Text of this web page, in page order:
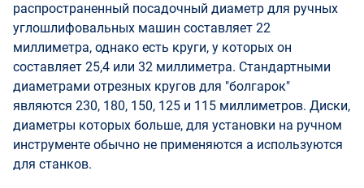
распространенный посадочный диаметр для ручных
углошлифовальных машин составляет 22
миллиметра, однако есть круги, у которых он
составляет 25,4 или 32 миллиметра. Стандартными
диаметрами отрезных кругов для "болгарок"
являются 230, 180, 150, 125 и 115 миллиметров. Диски,
диаметры которых больше, для установки на ручном
инструменте обычно не применяются а используются
для станков.